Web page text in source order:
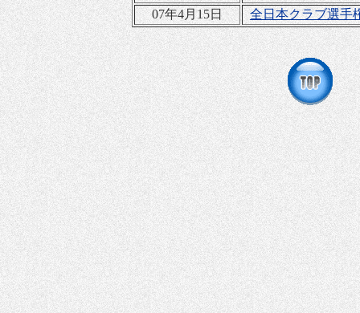
07年4月15日
全日本クラブ選手